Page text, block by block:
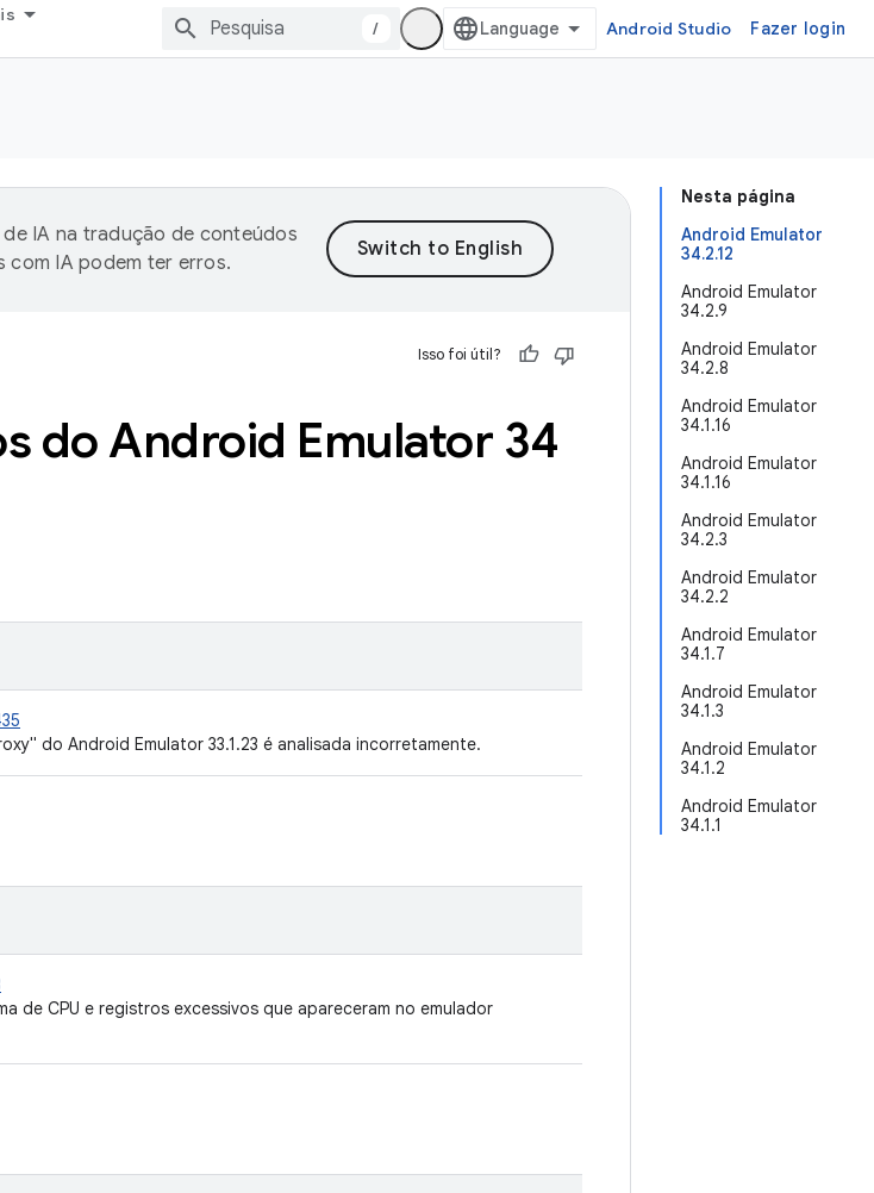
/ Android Studio Fazer login
Nesta página
Android Emulator
34.2.12
Android Emulator
34.2.9
Android Emulator
34.2.8
Android Emulator
34.1.16
Android Emulator
34.1.16
Android Emulator
34.2.3
Android Emulator
34.2.2
Android Emulator
34.1.7
Android Emulator
34.1.3
Android Emulator
34.1.2
Android Emulator
34.1.1
IA na tradução de conteúdos
com IA podem ter erros.
Isso foi útil?
do Android Emulator 34
do Android Emulator 33.1.23 é analisada incorretamente.
de CPU e registros excessivos que apareceram no emulador